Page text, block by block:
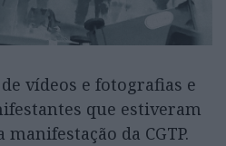
vídeos e fotografias e
que estiveram
da CGTP.